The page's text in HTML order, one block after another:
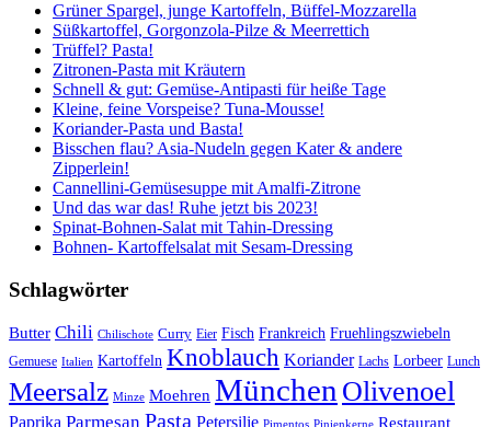
Grüner Spargel, junge Kartoffeln, Büffel-Mozzarella
Süßkartoffel, Gorgonzola-Pilze & Meerrettich
Trüffel? Pasta!
Zitronen-Pasta mit Kräutern
Schnell & gut: Gemüse-Antipasti für heiße Tage
Kleine, feine Vorspeise? Tuna-Mousse!
Koriander-Pasta und Basta!
Bisschen flau? Asia-Nudeln gegen Kater & andere
Zipperlein!
Cannellini-Gemüsesuppe mit Amalfi-Zitrone
Und das war das! Ruhe jetzt bis 2023!
Spinat-Bohnen-Salat mit Tahin-Dressing
Bohnen- Kartoffelsalat mit Sesam-Dressing
Schlagwörter
Butter Chili Chilischote Curry Eier Fisch Frankreich Fruehlingszwiebeln
Gemuese Italien Kartoffeln Knoblauch Koriander Lachs Lorbeer Lunch
Meersalz Minze Moehren München Olivenoel
Paprika Parmesan Pasta Petersilie Pimentos Pinienkerne Restaurant